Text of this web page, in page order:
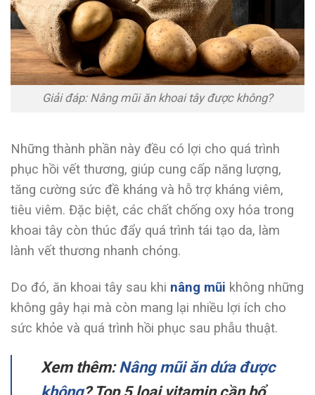
Giải đáp: Nâng mũi ăn khoai tây được không?
Những thành phần này đều có lợi cho quá trình
phục hồi vết thương, giúp cung cấp năng lượng,
tăng cường sức đề kháng và hỗ trợ kháng viêm,
tiêu viêm. Đặc biệt, các chất chống oxy hóa trong
khoai tây còn thúc đẩy quá trình tái tạo da, làm
lành vết thương nhanh chóng.
Do đó, ăn khoai tây sau khi nâng mũi không những
không gây hại mà còn mang lại nhiều lợi ích cho
sức khỏe và quá trình hồi phục sau phẫu thuật.
Xem thêm:Nâng mũi ăn dứa được